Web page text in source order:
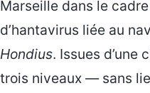
Marseille dans le
d’hantavirus liée au
Hondius. Issues d’une
trois niveaux — sans